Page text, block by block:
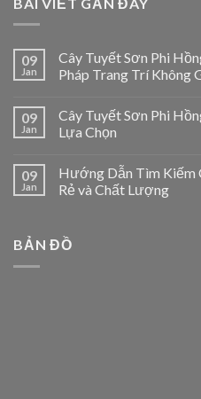
09
Jan
Cây Tuyết Sơn Phi
Pháp Trang Trí Không
09
Jan
Cây Tuyết Sơn Phi
Lựa Chọn
09
Jan
Hướng Dẫn Tìm Kiếm
Rẻ và Chất Lượng
BẢN ĐỒ